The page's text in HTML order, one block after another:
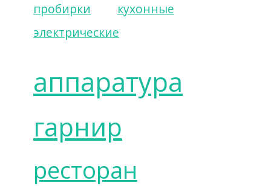
пробирки
кухонные
электрические
аппаратура
гарнир
ресторан